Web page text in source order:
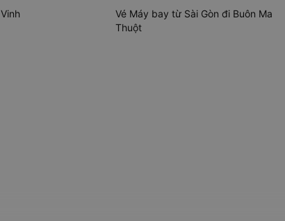
Vé Máy bay từ Sài Gòn đi Buôn Ma
Thuột